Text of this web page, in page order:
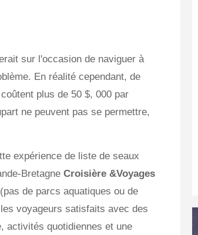
sur l'occasion de naviguer à
En réalité cependant, de
plus de 50 $, 000 par
ne peuvent pas se permettre,
expérience de liste de seaux
Bretagne Croisière &Voyages
de parcs aquatiques ou de
voyageurs satisfaits avec des
activités quotidiennes et une